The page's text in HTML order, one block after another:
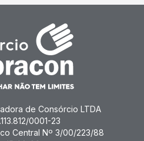
de Consórcio LTDA
0001-23
Central Nº 3/00/223/88